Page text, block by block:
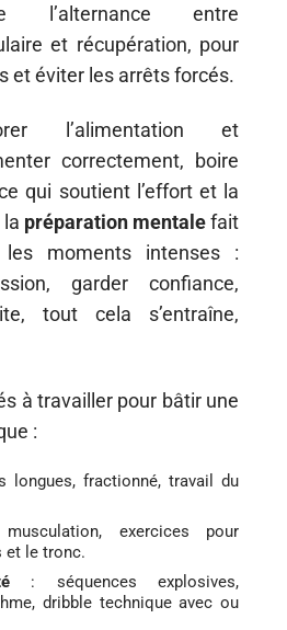
l’alternance entre
et récupération, pour
et éviter les arrêts forcés.
l’alimentation et
correctement, boire
qui soutient l’effort et la
préparation mentalefait
moments intenses :
garder confiance,
tout cela s’entraîne,
à travailler pour bâtir une
:
longues, fractionné, travail du
exercices pour
et le tronc.
: séquences explosives,
dribble technique avec ou